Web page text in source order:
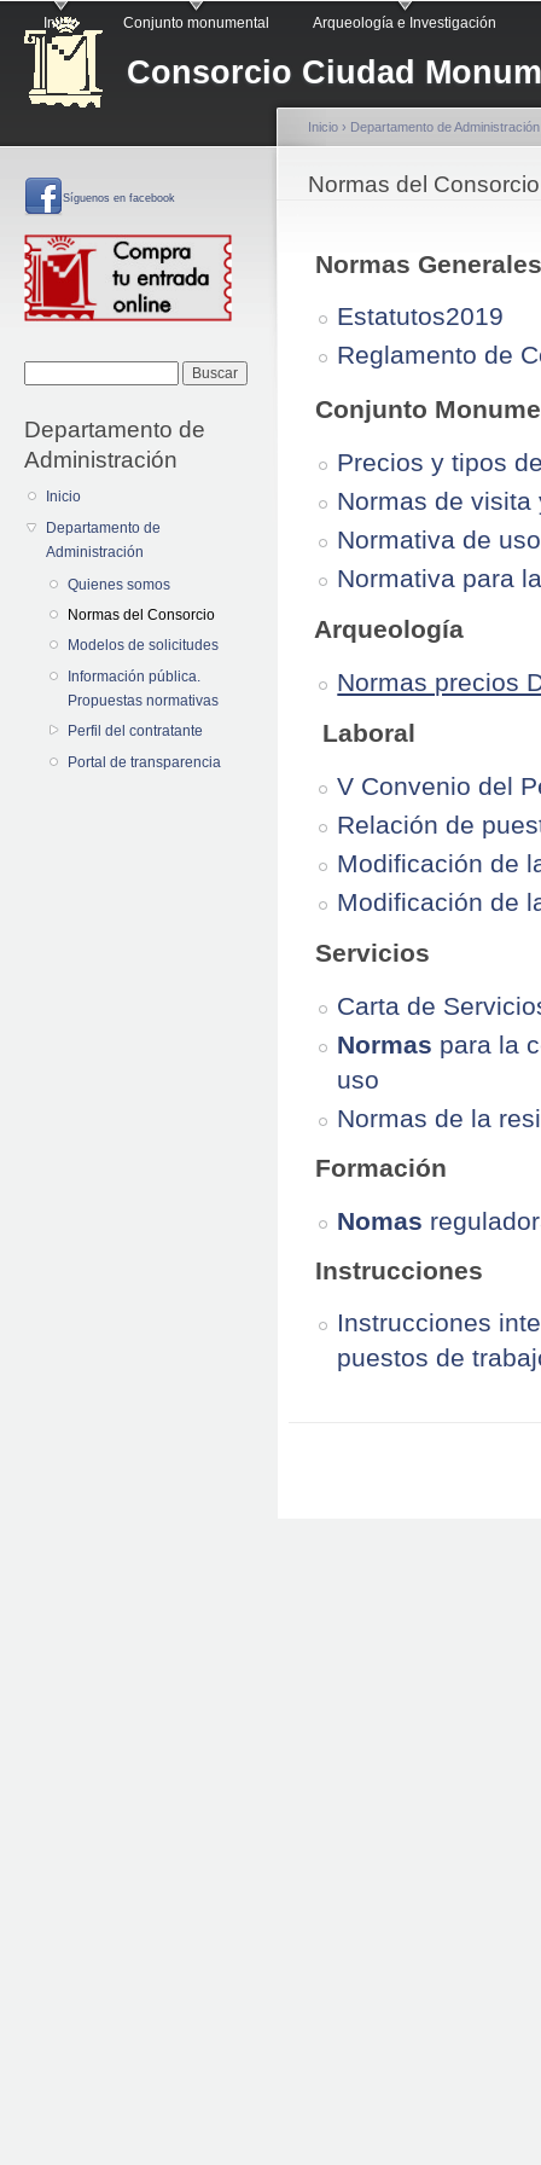
Consorcio Ciudad
Menú principal
Inicio Conjunto monumental Arqueología e Investigación
Síguenos en facebook
Departamento de
Administración
Inicio
Departamento de
Administración
Quienes somos
Normas del Consorcio
Modelos de solicitudes
Información pública.
Propuestas normativas
Perfil del contratante
Portal de transparencia
Se encuentra usted
Inicio › Departamento de Administración
Normas del Consorcio
Normas Generales
Estatutos2019
Reglamento de
Conjunto
Precios y tipos
Normas de
Normativa de
Normativa para
Arqueología
Normas precios
Laboral
V Convenio del
Relación de
Modificación de
Modificación de
Servicios
Carta de
Normas para la
uso
Normas de la
Formación
Nomas
Instrucciones
Instrucciones
puestos de